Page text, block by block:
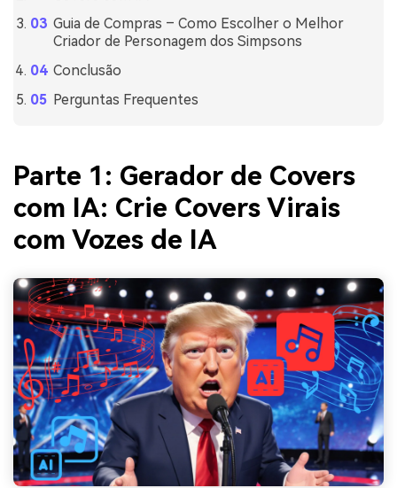
Guia de Compras – Como Escolher o Melhor
Criador de Personagem dos Simpsons
Conclusão
Perguntas Frequentes
Parte 1: Gerador de Covers
com IA: Crie Covers Virais
com Vozes de IA